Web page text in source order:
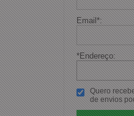
Email*:
*Endereço:
Quero
de envios